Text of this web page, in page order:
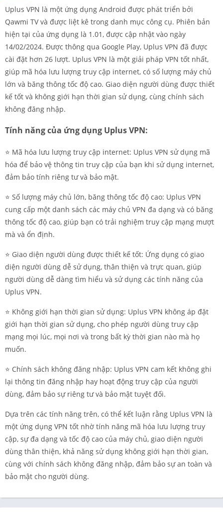
Uplus VPN là một ứng dụng Android được phát triển bởi
Qawmi TV và được liệt kê trong danh mục công cụ. Phiên bản
hiện tại của ứng dụng là 1.01, được cập nhật vào ngày
14/02/2024. Được thông qua Google Play, Uplus VPN đã được
cài đặt hơn 26 lượt. Uplus VPN là một giải pháp VPN tốt nhất,
giúp mã hóa lưu lượng truy cập internet, có số lượng máy chủ
lớn và băng thông tốc độ cao. Giao diện người dùng được thiết
kế tốt và không giới hạn thời gian sử dụng, cùng chính sách
không đăng nhập.
Tính năng của ứng dụng Uplus VPN:
⭐️ Mã hóa lưu lượng truy cập internet: Uplus VPN sử dụng mã
hóa để bảo vệ thông tin truy cập của bạn khi sử dụng internet,
đảm bảo tính riêng tư và bảo mật.
⭐️ Số lượng máy chủ lớn, băng thông tốc độ cao: Uplus VPN
cung cấp một danh sách các máy chủ VPN đa dạng và có băng
thông tốc độ cao, giúp bạn có trải nghiệm truy cập mạng mượt
mà và ổn định.
⭐️ Giao diện người dùng được thiết kế tốt: Ứng dụng có giao
diện người dùng dễ sử dụng, thân thiện và trực quan, giúp
người dùng dễ dàng tìm hiểu và sử dụng các tính năng của
Uplus VPN.
⭐️ Không giới hạn thời gian sử dụng: Uplus VPN không áp đặt
giới hạn thời gian sử dụng, cho phép người dùng truy cập
mạng mọi lúc, mọi nơi và trong bất kỳ thời gian nào mà họ
muốn.
⭐️ Chính sách không đăng nhập: Uplus VPN cam kết không ghi
lại thông tin đăng nhập hay hoạt động truy cập của người
dùng, đảm bảo sự riêng tư và bảo mật tuyệt đối.
Dựa trên các tính năng trên, có thể kết luận rằng Uplus VPN là
một ứng dụng VPN tốt nhờ tính năng mã hóa lưu lượng truy
cập, sự đa dạng và tốc độ cao của máy chủ, giao diện người
dùng thân thiện, khả năng sử dụng không giới hạn thời gian,
cùng với chính sách không đăng nhập, đảm bảo sự an toàn và
bảo mật cho người dùng.